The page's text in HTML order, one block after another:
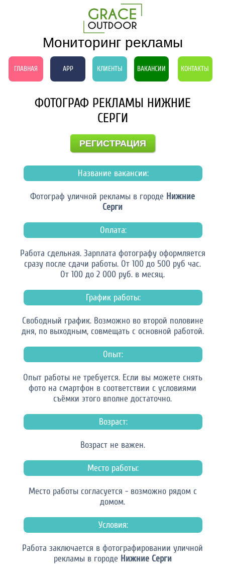
Мониторинг рекламы
ГЛАВНАЯ APP КЛИЕНТЫ ВАКАНСИИ КОНТАКТЫ
ФОТОГРАФ РЕКЛАМЫ НИЖНИЕ
СЕРГИ
РЕГИСТРАЦИЯ
Название вакансии:
Фотограф уличной рекламы в городе Нижние
Серги
Оплата:
Работа сдельная. Зарплата фотографу оформляется
сразу после сдачи работы. От 100 до 500 руб час.
От 100 до 2 000 руб. в месяц.
График работы:
Свободный график. Возможно во второй половине
дня, по выходным, совмещать с основной работой.
Опыт:
Опыт работы не требуется. Если вы можете снять
фото на смартфон в соответствии с условиями
съёмки этого вполне достаточно.
Возраст:
Возраст не важен.
Место работы:
Место работы согласуется - возможно рядом с
домом.
Условия:
Работа заключается в фотографировании уличной
рекламы в городе Нижние Серги